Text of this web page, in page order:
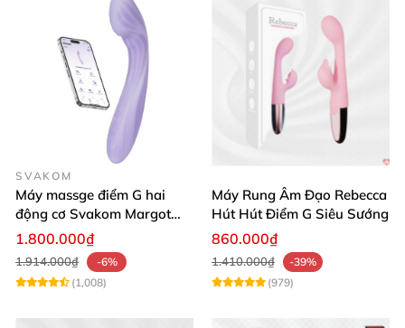
SVAKOM
Máy massge điểm G hai
động cơ Svakom Margot
điều khiển qua app
1.800.000₫
1.914.000₫
-6%
(1,008)
Máy Rung Âm Đạo Rebecca
Hút Hút Điểm G Siêu Sướng
860.000₫
1.410.000₫
-39%
(979)